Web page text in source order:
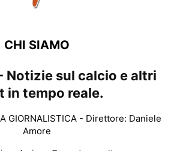
CHI SIAMO
Notizie sul calcio e altri
in tempo reale.
GIORNALISTICA - Direttore: Daniele
Amore